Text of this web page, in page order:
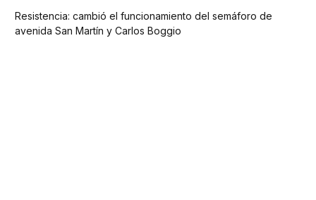
Resistencia: cambió el funcionamiento del semáforo de
avenida San Martín y Carlos Boggio